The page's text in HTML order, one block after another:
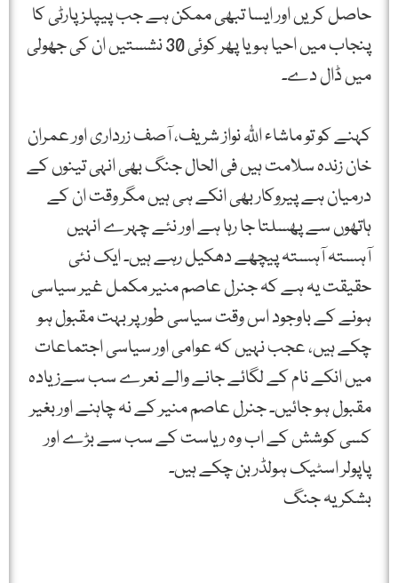
حاصل کریں اور ایسا تبھی ممکن ہے جب پیپلز پارٹی کا
پنجاب میں احیا ہو یا پھر کوئی 30 نشستیں ان کی جھولی
میں ڈال دے۔
کہنے کو تو ماشاء اللّٰہ نواز شریف، آصف زرداری اور عمران
خان زندہ سلامت ہیں فی الحال جنگ بھی انہی تینوں کے
درمیان ہے پیروکار بھی انکے ہی ہیں مگر وقت ان کے
ہاتھوں سے پھسلتا جا رہا ہے اور نئے چہرے انہیں
آہستہ آہستہ پیچھے دھکیل رہے ہیں۔ ایک نئی
حقیقت یہ ہے کہ جنرل عاصم منیر مکمل غیر سیاسی
ہونے کے باوجود اس وقت سیاسی طور پر بہت مقبول ہو
چکے ہیں، عجب نہیں کہ عوامی اور سیاسی اجتماعات
میں انکے نام کے لگائے جانے والے نعرے سب سےزیادہ
مقبول ہو جائیں۔ جنرل عاصم منیر کے نہ چاہنے اور بغیر
کسی کوشش کے اب وہ ریاست کے سب سے بڑے اور
پاپولر اسٹیک ہولڈر بن چکے ہیں۔
بشکریہ جنگ